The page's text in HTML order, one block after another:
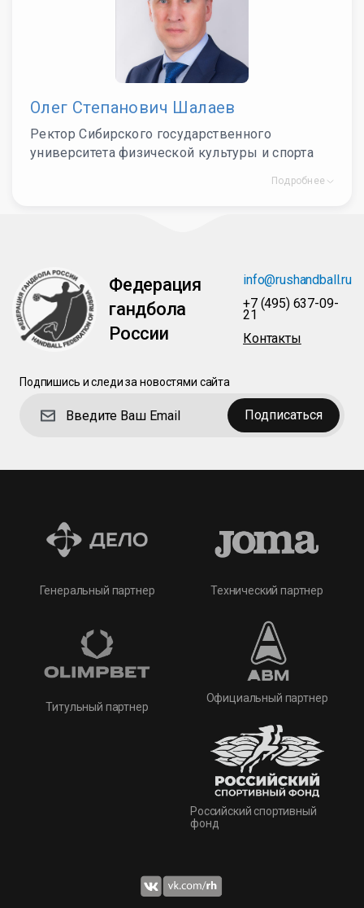
Олег Степанович Шалаев
Ректор Сибирского государственного
университета физической культуры и спорта
Подробнее
Федерация
гандбола
России
info@rushandball.ru
+7 (495) 637-09-
21
Контакты
Подпишись и следи за новостями сайта
Подписаться
Генеральный партнер
Титульный партнер
Технический партнер
Официальный партнер
Российский спортивный
фонд